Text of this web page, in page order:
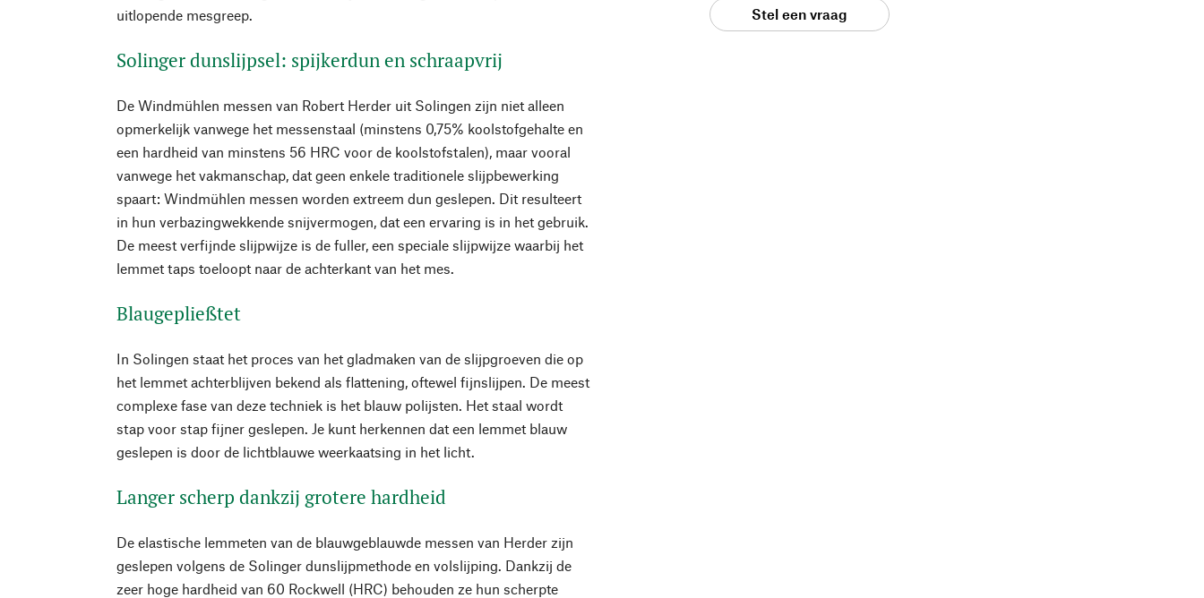
uitlopende mesgreep.
Solinger dunslijpsel: spijkerdun en schraapvrij
De Windmühlen messen van Robert Herder uit Solingen zijn niet alleen
opmerkelijk vanwege het messenstaal (minstens 0,75% koolstofgehalte en
een hardheid van minstens 56 HRC voor de koolstofstalen), maar vooral
vanwege het vakmanschap, dat geen enkele traditionele slijpbewerking
spaart: Windmühlen messen worden extreem dun geslepen. Dit resulteert
in hun verbazingwekkende snijvermogen, dat een ervaring is in het gebruik.
De meest verfijnde slijpwijze is de fuller, een speciale slijpwijze waarbij het
lemmet taps toeloopt naar de achterkant van het mes.
Blaugepließtet
In Solingen staat het proces van het gladmaken van de slijpgroeven die op
het lemmet achterblijven bekend als flattening, oftewel fijnslijpen. De meest
complexe fase van deze techniek is het blauw polijsten. Het staal wordt
stap voor stap fijner geslepen. Je kunt herkennen dat een lemmet blauw
geslepen is door de lichtblauwe weerkaatsing in het licht.
Langer scherp dankzij grotere hardheid
De elastische lemmeten van de blauwgeblauwde messen van Herder zijn
geslepen volgens de Solinger dunslijpmethode en volslijping. Dankzij de
zeer hoge hardheid van 60 Rockwell (HRC) behouden ze hun scherpte
Stel een vraag